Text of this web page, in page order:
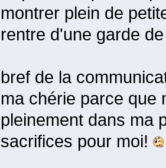
montrer plein de
rentre d'une garde
bref de la
ma chérie parce que
pleinement dans ma
sacrifices pour moi!